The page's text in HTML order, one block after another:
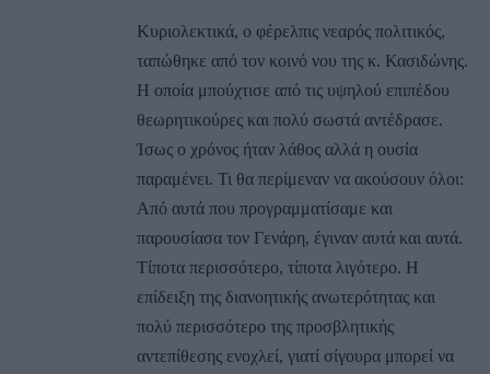
Κυριολεκτικά, ο φέρελπις νεαρός πολιτικός,
ταπώθηκε από τον κοινό νου της κ. Κασιδώνης.
Η οποία μπούχτισε από τις υψηλού επιπέδου
θεωρητικούρες και πολύ σωστά αντέδρασε.
Ίσως ο χρόνος ήταν λάθος αλλά η ουσία
παραμένει. Τι θα περίμεναν να ακούσουν όλοι:
Από αυτά που προγραμματίσαμε και
παρουσίασα τον Γενάρη, έγιναν αυτά και αυτά.
Τίποτα περισσότερο, τίποτα λιγότερο. Η
επίδειξη της διανοητικής ανωτερότητας και
πολύ περισσότερο της προσβλητικής
αντεπίθεσης ενοχλεί, γιατί σίγουρα μπορεί να